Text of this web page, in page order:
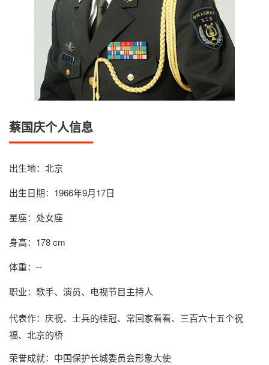
蔡国庆个人信息
出生地：北京
出生日期：1966年9月17日
星座：处女座
身高：178 cm
体重：--
职业：歌手、演员、电视节目主持人
代表作：庆祝、士兵的桂冠、常回家看看、三百六十五个祝
福、北京的桥
荣誉成就：中国保护长城委员会形象大使